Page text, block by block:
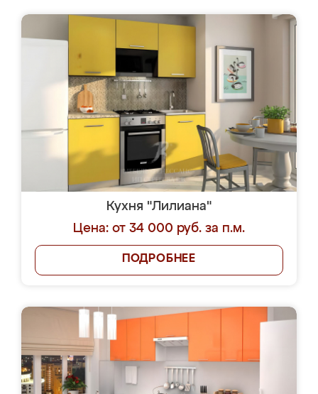
Кухня "Лилиана"
Цена: от 34 000 руб. за п.м.
ПОДРОБНЕЕ